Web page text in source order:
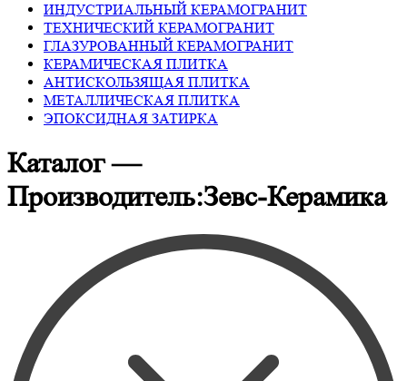
ИНДУСТРИАЛЬНЫЙ КЕРАМОГРАНИТ
ТЕХНИЧЕСКИЙ КЕРАМОГРАНИТ
ГЛАЗУРОВАННЫЙ КЕРАМОГРАНИТ
КЕРАМИЧЕСКАЯ ПЛИТКА
АНТИСКОЛЬЗЯЩАЯ ПЛИТКА
МЕТАЛЛИЧЕСКАЯ ПЛИТКА
ЭПОКСИДНАЯ ЗАТИРКА
Каталог —
Производитель:Зевс-Керамика